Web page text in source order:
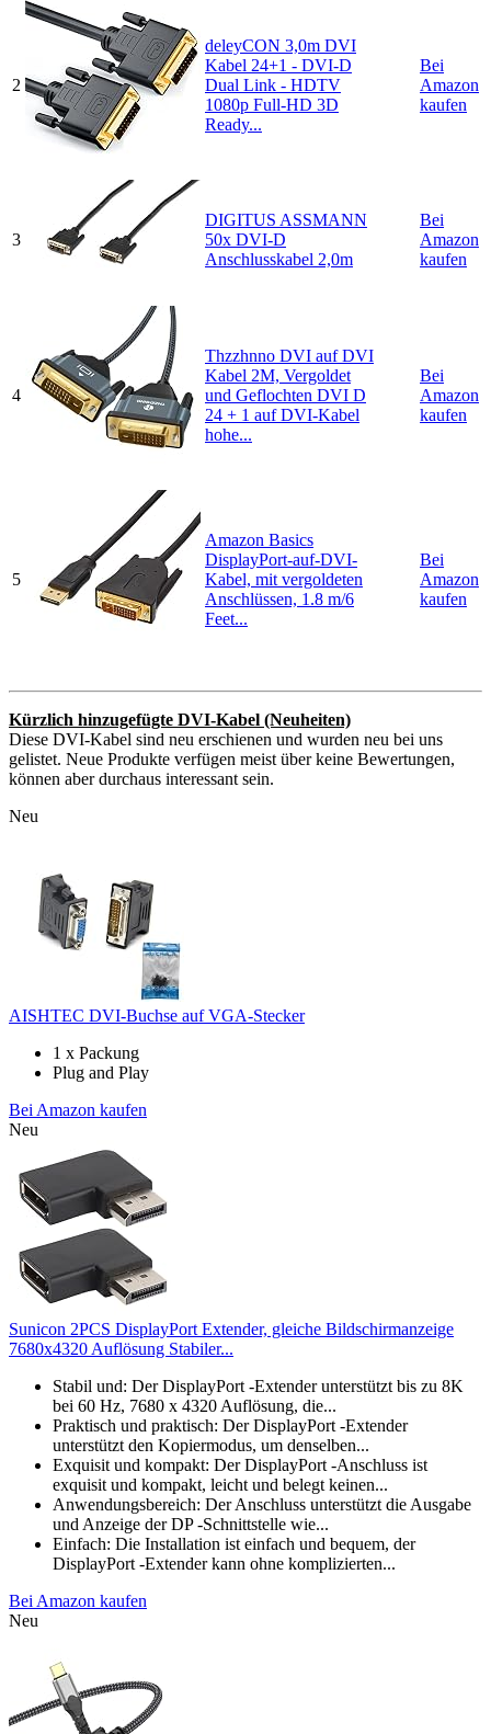
2
deleyCON 3,0m DVI
Kabel 24+1 - DVI-D
Dual Link - HDTV
1080p Full-HD 3D
Ready...
Bei
Amazon
kaufen
3
DIGITUS ASSMANN
50x DVI-D
Anschlusskabel 2,0m
Bei
Amazon
kaufen
4
Thzzhnno DVI auf DVI
Kabel 2M, Vergoldet
und Geflochten DVI D
24 + 1 auf DVI-Kabel
hohe...
Bei
Amazon
kaufen
5
Amazon Basics
DisplayPort-auf-DVI-
Kabel, mit vergoldeten
Anschlüssen, 1.8 m/6
Feet...
Bei
Amazon
kaufen
Kürzlich hinzugefügte DVI-Kabel (Neuheiten)
Diese DVI-Kabel sind neu erschienen und wurden neu bei uns
gelistet. Neue Produkte verfügen meist über keine Bewertungen,
können aber durchaus interessant sein.
Neu
AISHTEC DVI-Buchse auf VGA-Stecker
1 x Packung
Plug and Play
Bei Amazon kaufen
Neu
Sunicon 2PCS DisplayPort Extender, gleiche Bildschirmanzeige
7680x4320 Auflösung Stabiler...
Stabil und: Der DisplayPort -Extender unterstützt bis zu 8K
bei 60 Hz, 7680 x 4320 Auflösung, die...
Praktisch und praktisch: Der DisplayPort -Extender
unterstützt den Kopiermodus, um denselben...
Exquisit und kompakt: Der DisplayPort -Anschluss ist
exquisit und kompakt, leicht und belegt keinen...
Anwendungsbereich: Der Anschluss unterstützt die Ausgabe
und Anzeige der DP -Schnittstelle wie...
Einfach: Die Installation ist einfach und bequem, der
DisplayPort -Extender kann ohne komplizierten...
Bei Amazon kaufen
Neu